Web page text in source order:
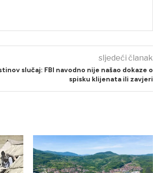
sljedeći članak
slučaj: FBI navodno nije našao dokaze o
spisku klijenata ili zavjeri